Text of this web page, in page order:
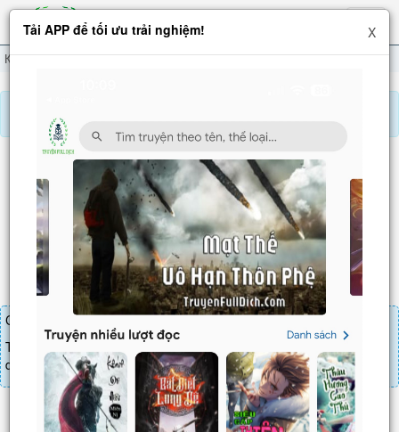
Hiện
menu
Kiếm Đạo Đệ Nhất Tiên Chương 491
KIẾM ĐẠO ĐỆ NHẤT TIÊN
Chương 491: Giẫm lên ngươi là vì tốt cho ngươi (1)
Chương truyện cần 20 LT để mua.
Truyện mua lẻ thì cứ Giá chương x Số chương, mua combo thì đến
danh sách combo tìm giá
Đăng nhập Nạp linh thạch
Tải APP để tối ưu trải nghiệm! X